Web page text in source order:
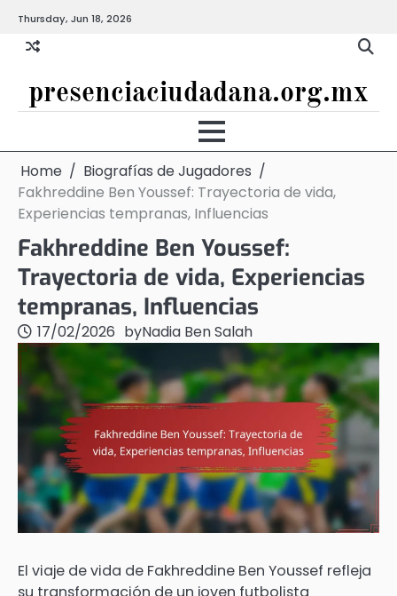
content
Thursday, Jun 18, 2026
presenciaciudadana.org.mx
Home
Biografías de Jugadores
Fakhreddine Ben Youssef: Trayectoria de vida,
Experiencias tempranas, Influencias
Fakhreddine Ben Youssef:
Trayectoria de vida, Experiencias
tempranas, Influencias
17/02/2026 byNadia Ben Salah
El viaje de vida de Fakhreddine Ben Youssef refleja